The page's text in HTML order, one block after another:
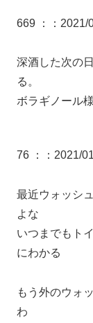
669 ： ：
深酒した次の
る。
ボラギノール
76 ： ：2021/
最近ウォッシ
よな
いつまでもト
にわかる
もう外のウォ
わ